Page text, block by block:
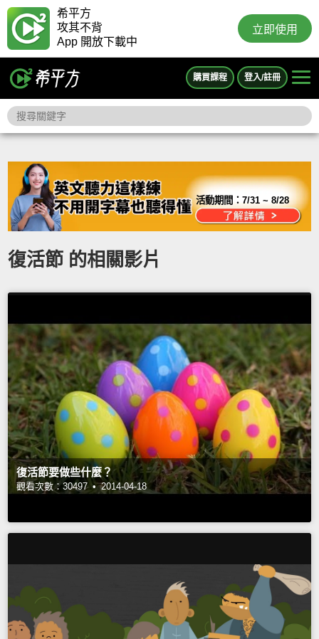
希平方
攻其不背
App 開放下載中
立即使用
購買課程 登入/註冊
活動期間：7/31 ~ 8/28
復活節 的相關影片
復活節要做些什麼？
觀看次數：30497 • 2014-04-18